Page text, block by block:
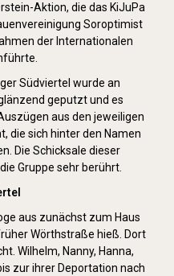
Aktion, die das KiJuPa
Soroptimist
der Internationalen
Südviertel wurde an
geputzt und es
aus den jeweiligen
die sich hinter den Namen
Die Schicksale dieser
Gruppe sehr berührt.
aus zunächst zum Haus
Wörthstraße hieß. Dort
Wilhelm, Nanny, Hanna,
zur ihrer Deportation nach